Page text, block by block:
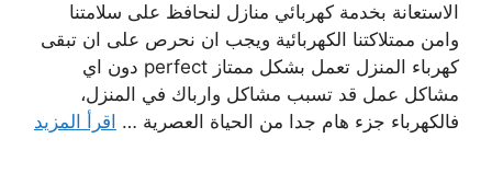
الاستعانة بخدمة كهربائي منازل لنحافظ على سلامتنا
وامن ممتلاكتنا الكهربائية ويجب ان نحرص على ان تبقى
كهرباء المنزل تعمل بشكل ممتاز perfect دون اي
مشاكل عمل قد تسبب مشاكل وارباك في المنزل،
فالكهرباء جزء هام جدا من الحياة العصرية … اقرأ المزيد